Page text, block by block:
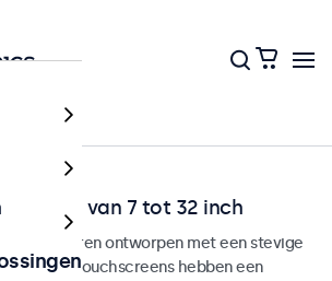
van 7 tot 32 inch
monitoren ontworpen met een stevige
Deze touchscreens hebben een